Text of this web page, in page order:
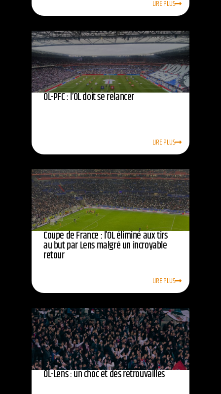
LIRE PLUS
OL-PFC : l’OL doit se relancer
LIRE PLUS
Coupe de France : l’OL éliminé aux tirs
au but par Lens malgré un incroyable
retour
LIRE PLUS
OL-Lens : un choc et des retrouvailles